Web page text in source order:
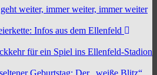
weiter, immer weiter, immer weiter
Infos aus dem Ellenfeld
für ein Spiel ins Ellenfeld-Stadion
Geburtstag: Der „weiße Blitz“